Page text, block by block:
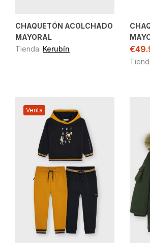
CHAQUETÓN ACOLCHADO
MAYORAL
Tienda: Kerubín €
Venta